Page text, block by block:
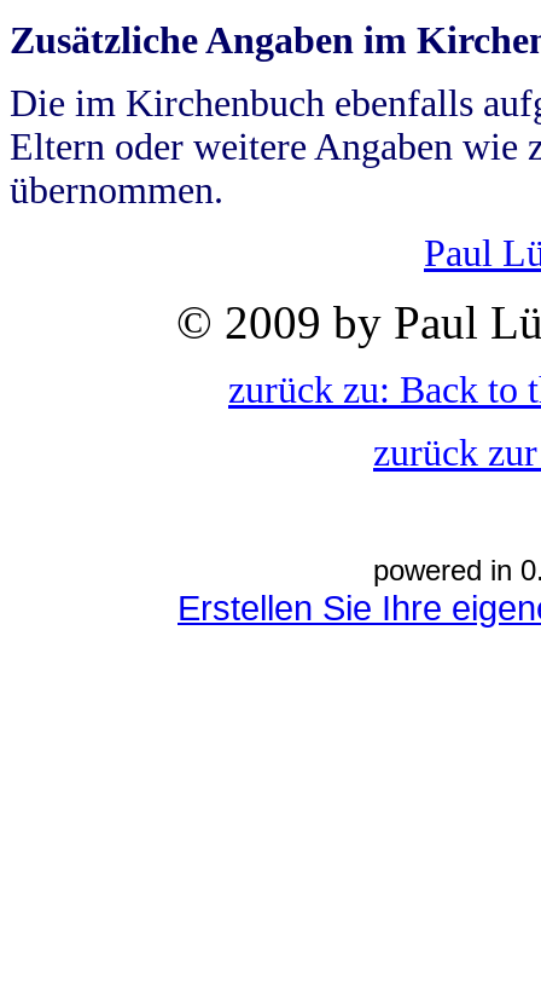
Zusätzliche Angaben im
Die im Kirchenbuch ebenfalls
Eltern oder weitere Angaben wie
übernommen.
Paul
© 2009 by Paul
zurück zu: Back to
zurück
powered in
Erstellen Sie Ihre